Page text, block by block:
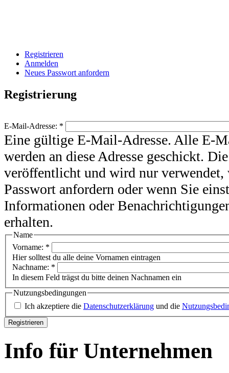
Registrieren
Anmelden
Neues Passwort anfordern
Registrierung
E-Mail-Adresse: *
Eine gültige E-Mail-Adresse. Alle E-
werden an diese Adresse geschickt.
veröffentlicht und wird nur verwendet,
Passwort anfordern oder wenn Sie
Informationen oder
erhalten.
Name
Vorname: *
Hier solltest du alle deine Vornamen eintragen
Nachname: *
In diesem Feld trägst du bitte deinen Nachnamen ein
Nutzungsbedingungen
Ich akzeptiere die Datenschutzerklärung und die
Info für Unternehmen